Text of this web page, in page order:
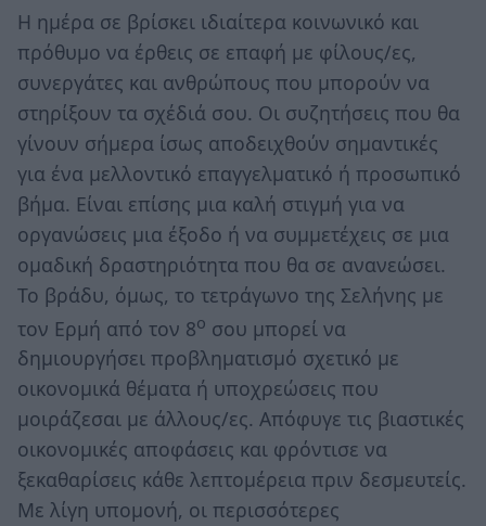
Η ημέρα σε βρίσκει ιδιαίτερα κοινωνικό και
πρόθυμο να έρθεις σε επαφή με φίλους/ες,
συνεργάτες και ανθρώπους που μπορούν να
στηρίξουν τα σχέδιά σου. Οι συζητήσεις που θα
γίνουν σήμερα ίσως αποδειχθούν σημαντικές
για ένα μελλοντικό επαγγελματικό ή προσωπικό
βήμα. Είναι επίσης μια καλή στιγμή για να
οργανώσεις μια έξοδο ή να συμμετέχεις σε μια
ομαδική δραστηριότητα που θα σε ανανεώσει.
Το βράδυ, όμως, το τετράγωνο της Σελήνης με
τον Ερμή από τον 8ο σου μπορεί να
δημιουργήσει προβληματισμό σχετικό με
οικονομικά θέματα ή υποχρεώσεις που
μοιράζεσαι με άλλους/ες. Απόφυγε τις βιαστικές
οικονομικές αποφάσεις και φρόντισε να
ξεκαθαρίσεις κάθε λεπτομέρεια πριν δεσμευτείς.
Με λίγη υπομονή, οι περισσότερες